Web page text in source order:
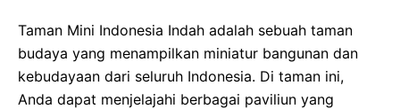
Taman Mini Indonesia Indah adalah sebuah taman
budaya yang menampilkan miniatur bangunan dan
kebudayaan dari seluruh Indonesia. Di taman ini,
Anda dapat menjelajahi berbagai paviliun yang